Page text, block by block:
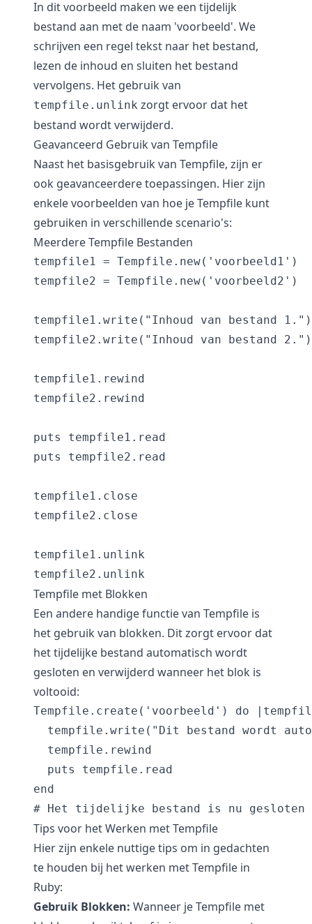
In dit voorbeeld maken we een tijdelijk
bestand aan met de naam 'voorbeeld'. We
schrijven een regel tekst naar het bestand,
lezen de inhoud en sluiten het bestand
vervolgens. Het gebruik van
tempfile.unlink zorgt ervoor dat het
bestand wordt verwijderd.
Geavanceerd Gebruik van Tempfile
Naast het basisgebruik van Tempfile, zijn er
ook geavanceerdere toepassingen. Hier zijn
enkele voorbeelden van hoe je Tempfile kunt
gebruiken in verschillende scenario's:
Meerdere Tempfile Bestanden
tempfile1 = Tempfile.new('voorbeeld1')
tempfile2 = Tempfile.new('voorbeeld2')
tempfile1.write("Inhoud van bestand 1.")
tempfile2.write("Inhoud van bestand 2.")
tempfile1.rewind
tempfile2.rewind
puts tempfile1.read
puts tempfile2.read
tempfile1.close
tempfile2.close
tempfile1.unlink
tempfile2.unlink
Tempfile met Blokken
Een andere handige functie van Tempfile is
het gebruik van blokken. Dit zorgt ervoor dat
het tijdelijke bestand automatisch wordt
gesloten en verwijderd wanneer het blok is
voltooid:
Tempfile.create('voorbeeld') do
tempfile.write("Dit bestand wordt
  tempfile.rewind
  puts tempfile.read
end
# Het tijdelijke bestand is nu gesloten
Tips voor het Werken met Tempfile
Hier zijn enkele nuttige tips om in gedachten
te houden bij het werken met Tempfile in
Ruby:
Gebruik Blokken: Wanneer je Tempfile met